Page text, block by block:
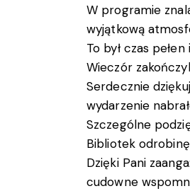
W programie
wyjątkową
To był czas
Wieczór
Serdecznie
wydarzenie
Szczególne
Bibliotek
Dzięki Pani
cudowne